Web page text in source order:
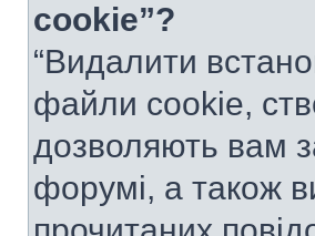
cookie”?
“Видалити
файли cookie,
дозволяють вам
форумі, а також